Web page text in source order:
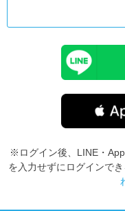
※ログイン後、LINE・
を入力せずにログインで